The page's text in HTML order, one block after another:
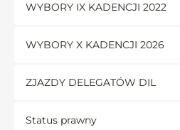
WYBORY IX KADENCJI 2022
WYBORY X KADENCJI 2026
ZJAZDY DELEGATÓW DIL
Status prawny